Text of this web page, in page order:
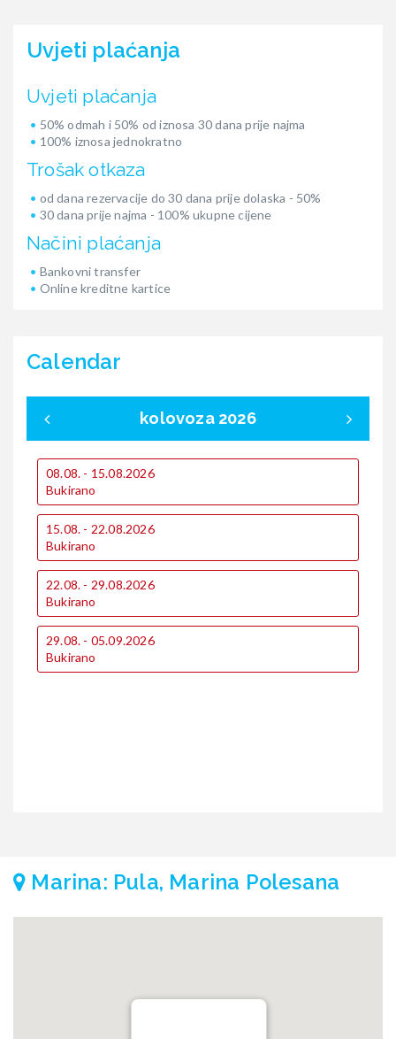
Uvjeti plaćanja
Uvjeti plaćanja
50% odmah i 50% od iznosa 30 dana prije najma
100% iznosa jednokratno
Trošak otkaza
od dana rezervacije do 30 dana prije dolaska - 50%
30 dana prije najma - 100% ukupne cijene
Načini plaćanja
Bankovni transfer
Online kreditne kartice
Calendar
kolovoza 2026
08.08. - 15.08.2026
Bukirano
15.08. - 22.08.2026
Bukirano
22.08. - 29.08.2026
Bukirano
29.08. - 05.09.2026
Bukirano
Marina: Pula, Marina Polesana